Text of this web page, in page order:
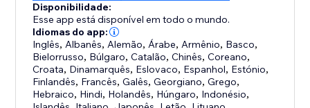
Disponibilidade:
Esse app está disponível em todo o mundo.
Idiomas do app:
Inglês, Albanês, Alemão, Árabe, Armênio, Basco,
Bielorrusso, Búlgaro,Catalão,Chinês,Coreano,
Croata, Dinamarquês, Eslovaco, Espanhol, Estónio,
Finlandês, Francês,Galês,Georgiano,Grego,
Hebraico, Hindi, Holandês, Húngaro, Indonésio,